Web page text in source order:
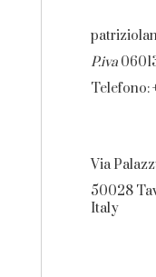
P.iva
Telefono:
Via
50028
Italy